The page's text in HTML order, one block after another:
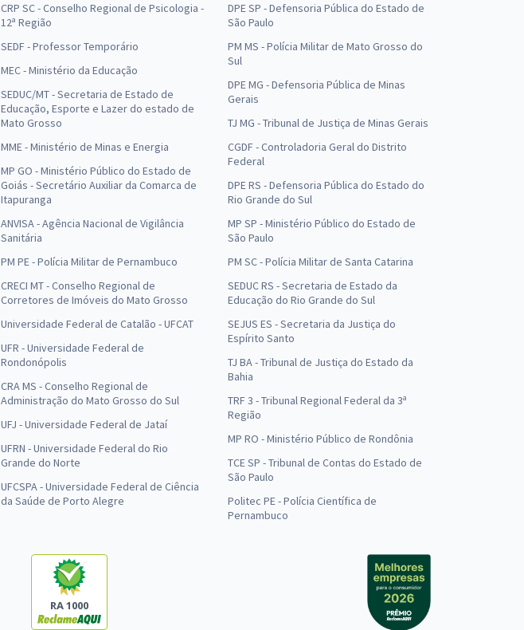
CRP SC - Conselho Regional de Psicologia -
12ª Região
SEDF - Professor Temporário
MEC - Ministério da Educação
SEDUC/MT - Secretaria de Estado de
Educação, Esporte e Lazer do estado de
Mato Grosso
MME - Ministério de Minas e Energia
MP GO - Ministério Público do Estado de
Goiás - Secretário Auxiliar da Comarca de
Itapuranga
ANVISA - Agência Nacional de Vigilância
Sanitária
PM PE - Polícia Militar de Pernambuco
CRECI MT - Conselho Regional de
Corretores de Imóveis do Mato Grosso
Universidade Federal de Catalão - UFCAT
UFR - Universidade Federal de
Rondonópolis
CRA MS - Conselho Regional de
Administração do Mato Grosso do Sul
UFJ - Universidade Federal de Jataí
UFRN - Universidade Federal do Rio
Grande do Norte
UFCSPA - Universidade Federal de Ciência
da Saúde de Porto Alegre
DPE SP - Defensoria Pública do Estado de
São Paulo
PM MS - Polícia Militar de Mato Grosso do
Sul
DPE MG - Defensoria Pública de Minas
Gerais
TJ MG - Tribunal de Justiça de Minas Gerais
CGDF - Controladoria Geral do Distrito
Federal
DPE RS - Defensoria Pública do Estado do
Rio Grande do Sul
MP SP - Ministério Público do Estado de
São Paulo
PM SC - Polícia Militar de Santa Catarina
SEDUC RS - Secretaria de Estado da
Educação do Rio Grande do Sul
SEJUS ES - Secretaria da Justiça do
Espírito Santo
TJ BA - Tribunal de Justiça do Estado da
Bahia
TRF 3 - Tribunal Regional Federal da 3ª
Região
MP RO - Ministério Público de Rondônia
TCE SP - Tribunal de Contas do Estado de
São Paulo
Politec PE - Polícia Científica de
Pernambuco
RA 1000